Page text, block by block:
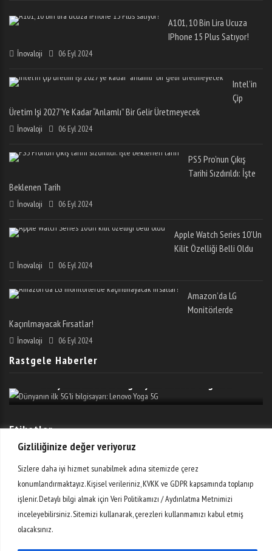
Gizliliğinize değer veriyoruz
Sizlere daha iyi hizmet sunabilmek adına sitemizde çerez
konumlandırmaktayız. Kişisel verileriniz, KVKK ve GDPR kapsamında toplanıp
işlenir. Detaylı bilgi almak için Veri Politikamızı / Aydınlatma Metnimizi
inceleyebilirsiniz. Sitemizi kullanarak, çerezleri kullanmamızı kabul etmiş
olacaksınız.
A101, 10 Bin Lira Ucuza
IPhone 15 Plus Satıyor!
İnovaloji 06 Eyl 2024
Intel’in
Çip
Üretim Işi 2027’ye Kadar “anlamlı” Bir Gelir Üretmeyecek
İnovaloji 06 Eyl 2024
PS5 Pro’nun Çıkış
Tarihi Sızdırıldı: İşte
Beklenen Tarih
İnovaloji 06 Eyl 2024
Apple Watch Series 10’un
Kilit Özelliği Belli Oldu
İnovaloji 06 Eyl 2024
Amazon’da LG
Monitörlerde
Kaçırılmayacak Fırsatlar!
İnovaloji 06 Eyl 2024
Rastgele Haberler
Etiketler
AR-GE Bilim Dijital Donanım E-Ticaret Girişimler
Giyilebilir Teknoloji Haber Mobil Otomobil Oyun
Sosyal Medya Teknoloji Teknopark Video Yazılım
Yenilikler Ödeme Sistemleri İnovasyon İnternet